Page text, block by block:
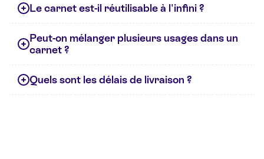
Le carnet est-il réutilisable à l'infini ?
Peut-on mélanger plusieurs usages dans un
carnet ?
Quels sont les délais de livraison ?